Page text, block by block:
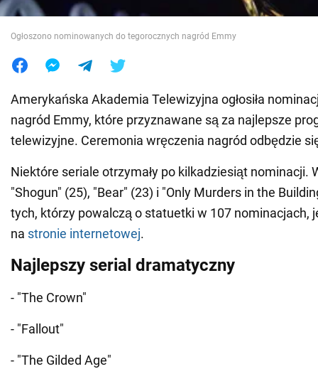
Jedzenie
Ogłoszono nominowanych do tegorocznych nagród Emmy
Amerykańska Akademia Telewizyjna ogłosiła
nagród Emmy, które przyznawane są za najlepsze
telewizyjne. Ceremonia wręczenia nagród odbędzie
Niektóre seriale otrzymały po kilkadziesiąt nominacji.
"Shogun" (25), "Bear" (23) i "Only Murders in the
tych, którzy powalczą o statuetki w 107 nominacjach,
na stronie internetowej.
Najlepszy serial dramatyczny
- "The Crown"
- "Fallout"
- "The Gilded Age"